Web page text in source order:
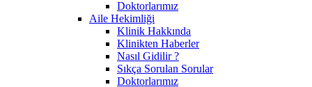
Doktorlarımız
Aile Hekimliği
Klinik Hakkında
Klinikten Haberler
Nasıl Gidilir ?
Sıkça Sorulan Sorular
Doktorlarımız